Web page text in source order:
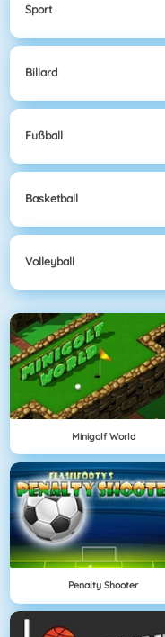
Sport
Billard
Fußball
Basketball
Volleyball
Minigolf World
Penalty Shooter